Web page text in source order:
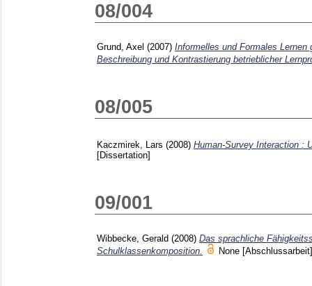
08/004
Grund, Axel (2007) Informelles und Formales
Beschreibung und Kontrastierung betrieblicher
08/005
Kaczmirek, Lars (2008) Human-Survey Interaction :
[Dissertation]
09/001
Wibbecke, Gerald (2008) Das sprachliche
Schulklassenkomposition.
None [Abschlussarbeit]